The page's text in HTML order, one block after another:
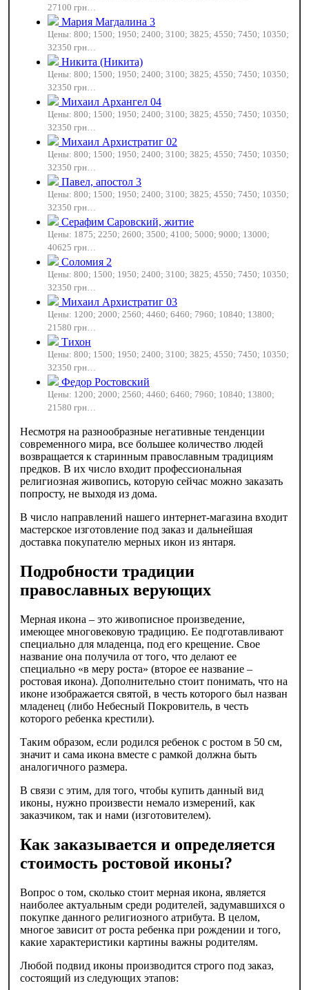
27100 грн…
Мария Магдалина 3
Цены: 800; 1500; 1950; 2400; 3100; 3825; 4550; 7450; 10350;
32350 грн…
Никита (Никита)
Цены: 800; 1500; 1950; 2400; 3100; 3825; 4550; 7450; 10350;
32350 грн…
Михаил Архангел 04
Цены: 800; 1500; 1950; 2400; 3100; 3825; 4550; 7450; 10350;
32350 грн…
Михаил Архистратиг 02
Цены: 800; 1500; 1950; 2400; 3100; 3825; 4550; 7450; 10350;
32350 грн…
Павел, апостол 3
Цены: 800; 1500; 1950; 2400; 3100; 3825; 4550; 7450; 10350;
32350 грн…
Серафим Саровский, житие
Цены: 1875; 2250; 2600; 3500; 4100; 5000; 9000; 13000;
40625 грн…
Соломия 2
Цены: 800; 1500; 1950; 2400; 3100; 3825; 4550; 7450; 10350;
32350 грн…
Михаил Архистратиг 03
Цены: 1200; 2000; 2560; 4460; 6460; 7960; 10840; 13800;
21580 грн…
Тихон
Цены: 800; 1500; 1950; 2400; 3100; 3825; 4550; 7450; 10350;
32350 грн…
Федор Ростовский
Цены: 1200; 2000; 2560; 4460; 6460; 7960; 10840; 13800;
21580 грн…
Несмотря на разнообразные негативные тенденции
современного мира, все большее количество людей
возвращается к старинным православным традициям
предков. В их число входит профессиональная
религиозная живопись, которую сейчас можно заказать
попросту, не выходя из дома.
В число направлений нашего интернет-магазина входит
мастерское изготовление под заказ и дальнейшая
доставка покупателю мерных икон из янтаря.
Подробности традиции
православных верующих
Мерная икона – это живописное произведение,
имеющее многовековую традицию. Ее подготавливают
специально для младенца, под его крещение. Свое
название она получила от того, что делают ее
специально «в меру роста» (второе ее название –
ростовая икона). Дополнительно стоит понимать, что на
иконе изображается святой, в честь которого был назван
младенец (либо Небесный Покровитель, в честь
которого ребенка крестили).
Таким образом, если родился ребенок с ростом в 50 см,
значит и сама икона вместе с рамкой должна быть
аналогичного размера.
В связи с этим, для того, чтобы купить данный вид
иконы, нужно произвести немало измерений, как
заказчиком, так и нами (изготовителем).
Как заказывается и определяется
стоимость ростовой иконы?
Вопрос о том, сколько стоит мерная икона, является
наиболее актуальным среди родителей, задумавшихся о
покупке данного религиозного атрибута. В целом,
многое зависит от роста ребенка при рождении и того,
какие характеристики картины важны родителям.
Любой подвид иконы производится строго под заказ,
состоящий из следующих этапов: